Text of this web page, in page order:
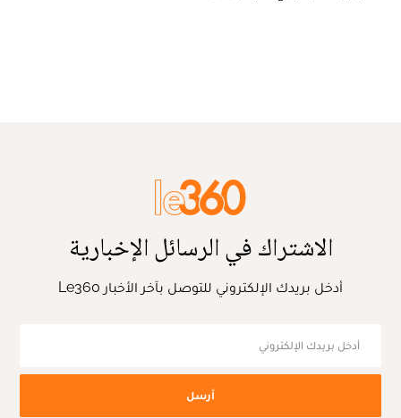
الاشتراك في الرسائل الإخبارية
أدخل بريدك الإلكتروني للتوصل بآخر الأخبار Le360
أرسل